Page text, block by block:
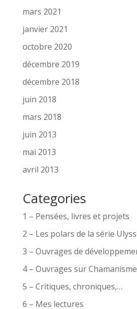
mars 2021
janvier 2021
octobre 2020
décembre 2019
décembre 2018
juin 2018
mars 2018
juin 2013
mai 2013
avril 2013
Categories
1 – Pensées, livres et projets
2 – Les polars de la série
3 – Ouvrages de
4 – Ouvrages sur
5 – Critiques, chroniques,…
6 – Mes lectures